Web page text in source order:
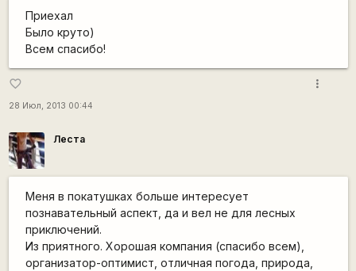
Приехал
Было круто)
Всем спасибо!
favorite_border
28 Июл, 2013 00:44
more_vert
Леста
Меня в покатушках больше интересует
познавательный аспект, да и вел не для лесных
приключений.
Из приятного. Хорошая компания (спасибо всем),
организатор-оптимист, отличная погода, природа,